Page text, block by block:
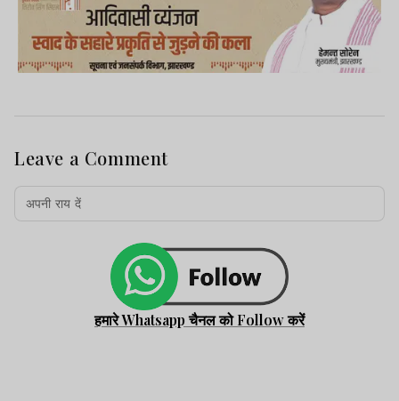
Leave a Comment
हमारे Whatsapp चैनल को Follow करें